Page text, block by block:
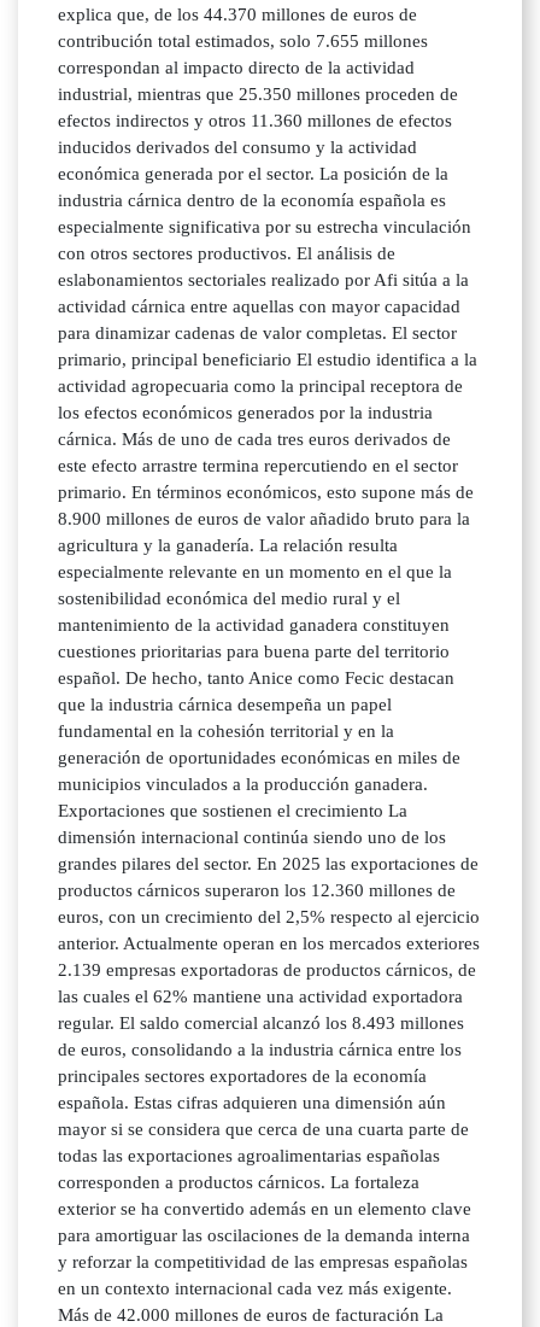
explica que, de los 44.370 millones de euros de
contribución total estimados, solo 7.655 millones
correspondan al impacto directo de la actividad
industrial, mientras que 25.350 millones proceden de
efectos indirectos y otros 11.360 millones de efectos
inducidos derivados del consumo y la actividad
económica generada por el sector. La posición de la
industria cárnica dentro de la economía española es
especialmente significativa por su estrecha vinculación
con otros sectores productivos. El análisis de
eslabonamientos sectoriales realizado por Afi sitúa a la
actividad cárnica entre aquellas con mayor capacidad
para dinamizar cadenas de valor completas. El sector
primario, principal beneficiario El estudio identifica a la
actividad agropecuaria como la principal receptora de
los efectos económicos generados por la industria
cárnica. Más de uno de cada tres euros derivados de
este efecto arrastre termina repercutiendo en el sector
primario. En términos económicos, esto supone más de
8.900 millones de euros de valor añadido bruto para la
agricultura y la ganadería. La relación resulta
especialmente relevante en un momento en el que la
sostenibilidad económica del medio rural y el
mantenimiento de la actividad ganadera constituyen
cuestiones prioritarias para buena parte del territorio
español. De hecho, tanto Anice como Fecic destacan
que la industria cárnica desempeña un papel
fundamental en la cohesión territorial y en la
generación de oportunidades económicas en miles de
municipios vinculados a la producción ganadera.
Exportaciones que sostienen el crecimiento La
dimensión internacional continúa siendo uno de los
grandes pilares del sector. En 2025 las exportaciones de
productos cárnicos superaron los 12.360 millones de
euros, con un crecimiento del 2,5% respecto al ejercicio
anterior. Actualmente operan en los mercados exteriores
2.139 empresas exportadoras de productos cárnicos, de
las cuales el 62% mantiene una actividad exportadora
regular. El saldo comercial alcanzó los 8.493 millones
de euros, consolidando a la industria cárnica entre los
principales sectores exportadores de la economía
española. Estas cifras adquieren una dimensión aún
mayor si se considera que cerca de una cuarta parte de
todas las exportaciones agroalimentarias españolas
corresponden a productos cárnicos. La fortaleza
exterior se ha convertido además en un elemento clave
para amortiguar las oscilaciones de la demanda interna
y reforzar la competitividad de las empresas españolas
en un contexto internacional cada vez más exigente.
Más de 42.000 millones de euros de facturación La